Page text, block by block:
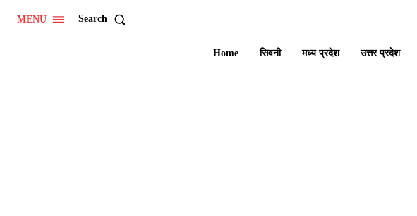
MENU Search
Home सिवनी मध्य प्रदेश उत्तर प्रदेश